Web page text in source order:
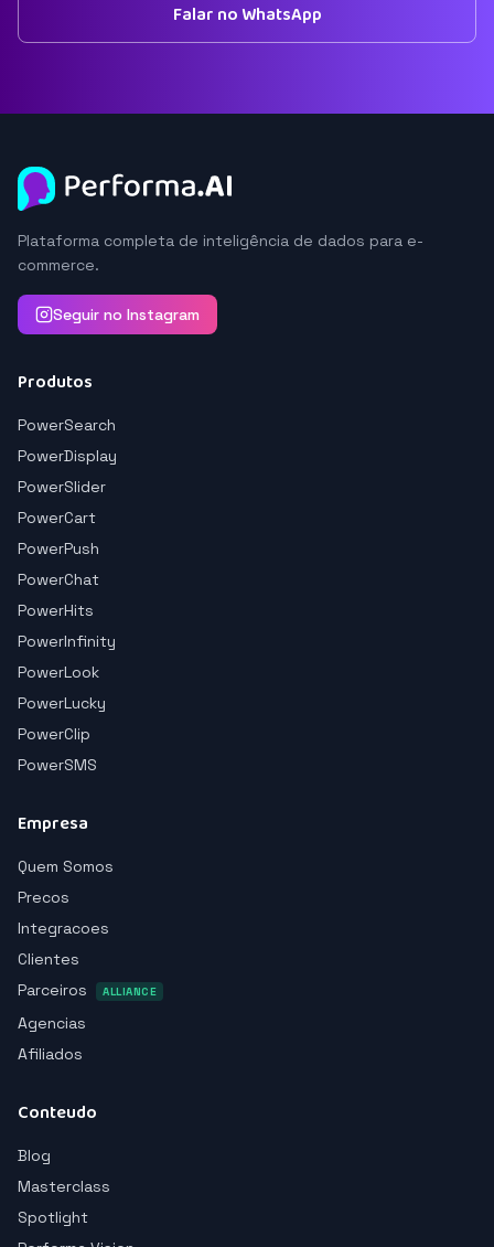
Falar no WhatsApp
Plataforma completa de inteligência de dados para e-
commerce.
Seguir no Instagram
Produtos
PowerSearch
PowerDisplay
PowerSlider
PowerCart
PowerPush
PowerChat
PowerHits
PowerInfinity
PowerLook
PowerLucky
PowerClip
PowerSMS
Empresa
Quem Somos
Precos
Integracoes
Clientes
Parceiros
ALLIANCE
Agencias
Afiliados
Conteudo
Blog
Masterclass
Spotlight